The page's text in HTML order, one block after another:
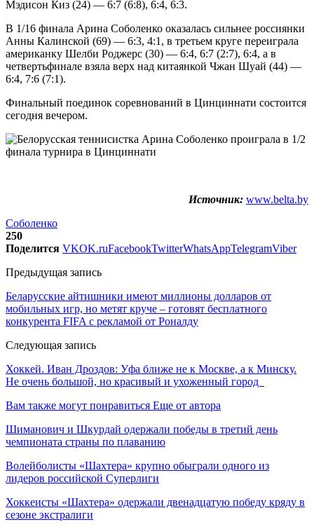
Мэдисон Киз (24) — 6:7 (6:8), 6:4, 6:3.
В 1/16 финала Арина Соболенко оказалась сильнее россиянки
Анны Калинской (69) — 6:3, 4:1, в третьем круге переиграла
американку Шелби Роджерс (30) — 6:4, 6:7 (2:7), 6:4, а в
четвертьфинале взяла верх над китаянкой Чжан Шуай (44) —
6:4, 7:6 (7:1).
Финальный поединок соревнований в Цинциннати состоится
сегодня вечером.
Источник: www.belta.by
Соболенко
250
Поделится VKOK.ruFacebookTwitterWhatsAppTelegramViber
Предыдущая запись
Беларусские айтишники имеют миллионы долларов от
мобильных игр, но метят круче – готовят бесплатного
конкурента FIFA с рекламой от Роналду
Следующая запись
Хоккей. Иван Дроздов: Уфа ближе не к Москве, а к Минску.
Не очень большой, но красивый и ухоженный город
Вам также могут понравиться Еще от автора
Шиманович и Шкурдай одержали победы в третий день
чемпионата страны по плаванию
Волейболисты «Шахтера» крупно обыграли одного из
лидеров российской Суперлиги
Хоккеисты «Шахтера» одержали двенадцатую победу кряду в
сезоне экстралиги